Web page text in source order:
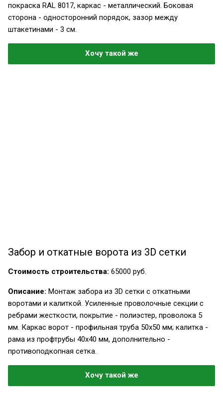
покраска RAL 8017, каркас - металлический. Боковая
сторона - односторонний порядок, зазор между
штакетинами - 3 см.
Хочу такой же
Забор и откатные ворота из 3D сетки
Стоимость строительства: 65000 руб.
Описание: Монтаж забора из 3D сетки с откатными
воротами и калиткой. Усиленные проволочные секции с
ребрами жесткости, покрытие - полиэстер, проволока 5
мм. Каркас ворот - профильная труба 50х50 мм; калитка -
рама из профтрубы 40х40 мм, дополнительно -
противоподкопная сетка.
Хочу такой же